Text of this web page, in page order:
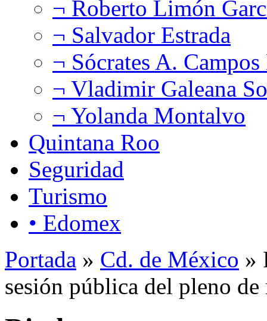
¬ Roberto Limón
¬ Salvador Estrada
¬ Sócrates A.
¬ Vladimir Galeana
¬ Yolanda Montalvo
Quintana Roo
Seguridad
Turismo
• Edomex
Portada » Cd. de México »
sesión pública del pleno